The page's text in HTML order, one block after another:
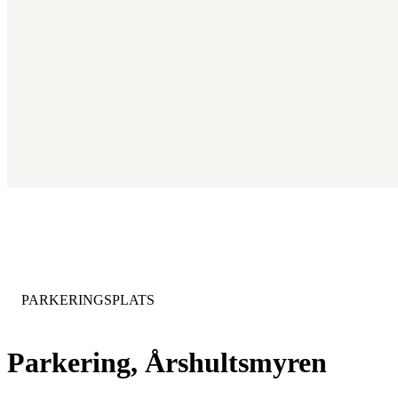
Parkering, Årshultsmyren
KATEGORI:
PARKERINGSPLATS